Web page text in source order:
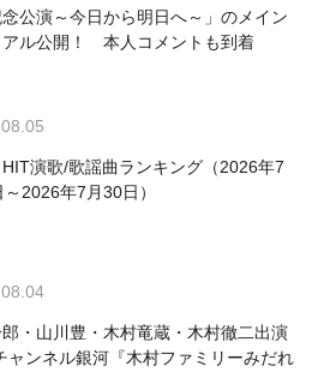
念公演～今日から明日へ～」のメイン
アル公開！ 本人コメントも到着
HIT演歌/歌謡曲ランキング（2026年7
～2026年7月30日）
・山川豊・木村竜蔵・木村徹二出演
ャンネル銀河『木村ファミリーみだれ